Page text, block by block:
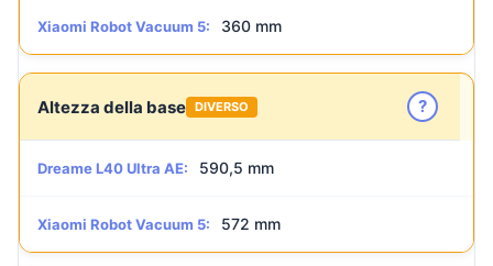
Xiaomi Robot Vacuum 5: 360 mm
Altezza della base DIVERSO ?
Dreame L40 Ultra AE: 590,5 mm
Xiaomi Robot Vacuum 5: 572 mm